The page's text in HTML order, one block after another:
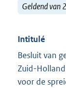
Geldend
Intitulé
Besluit van
Zuid-
voor de